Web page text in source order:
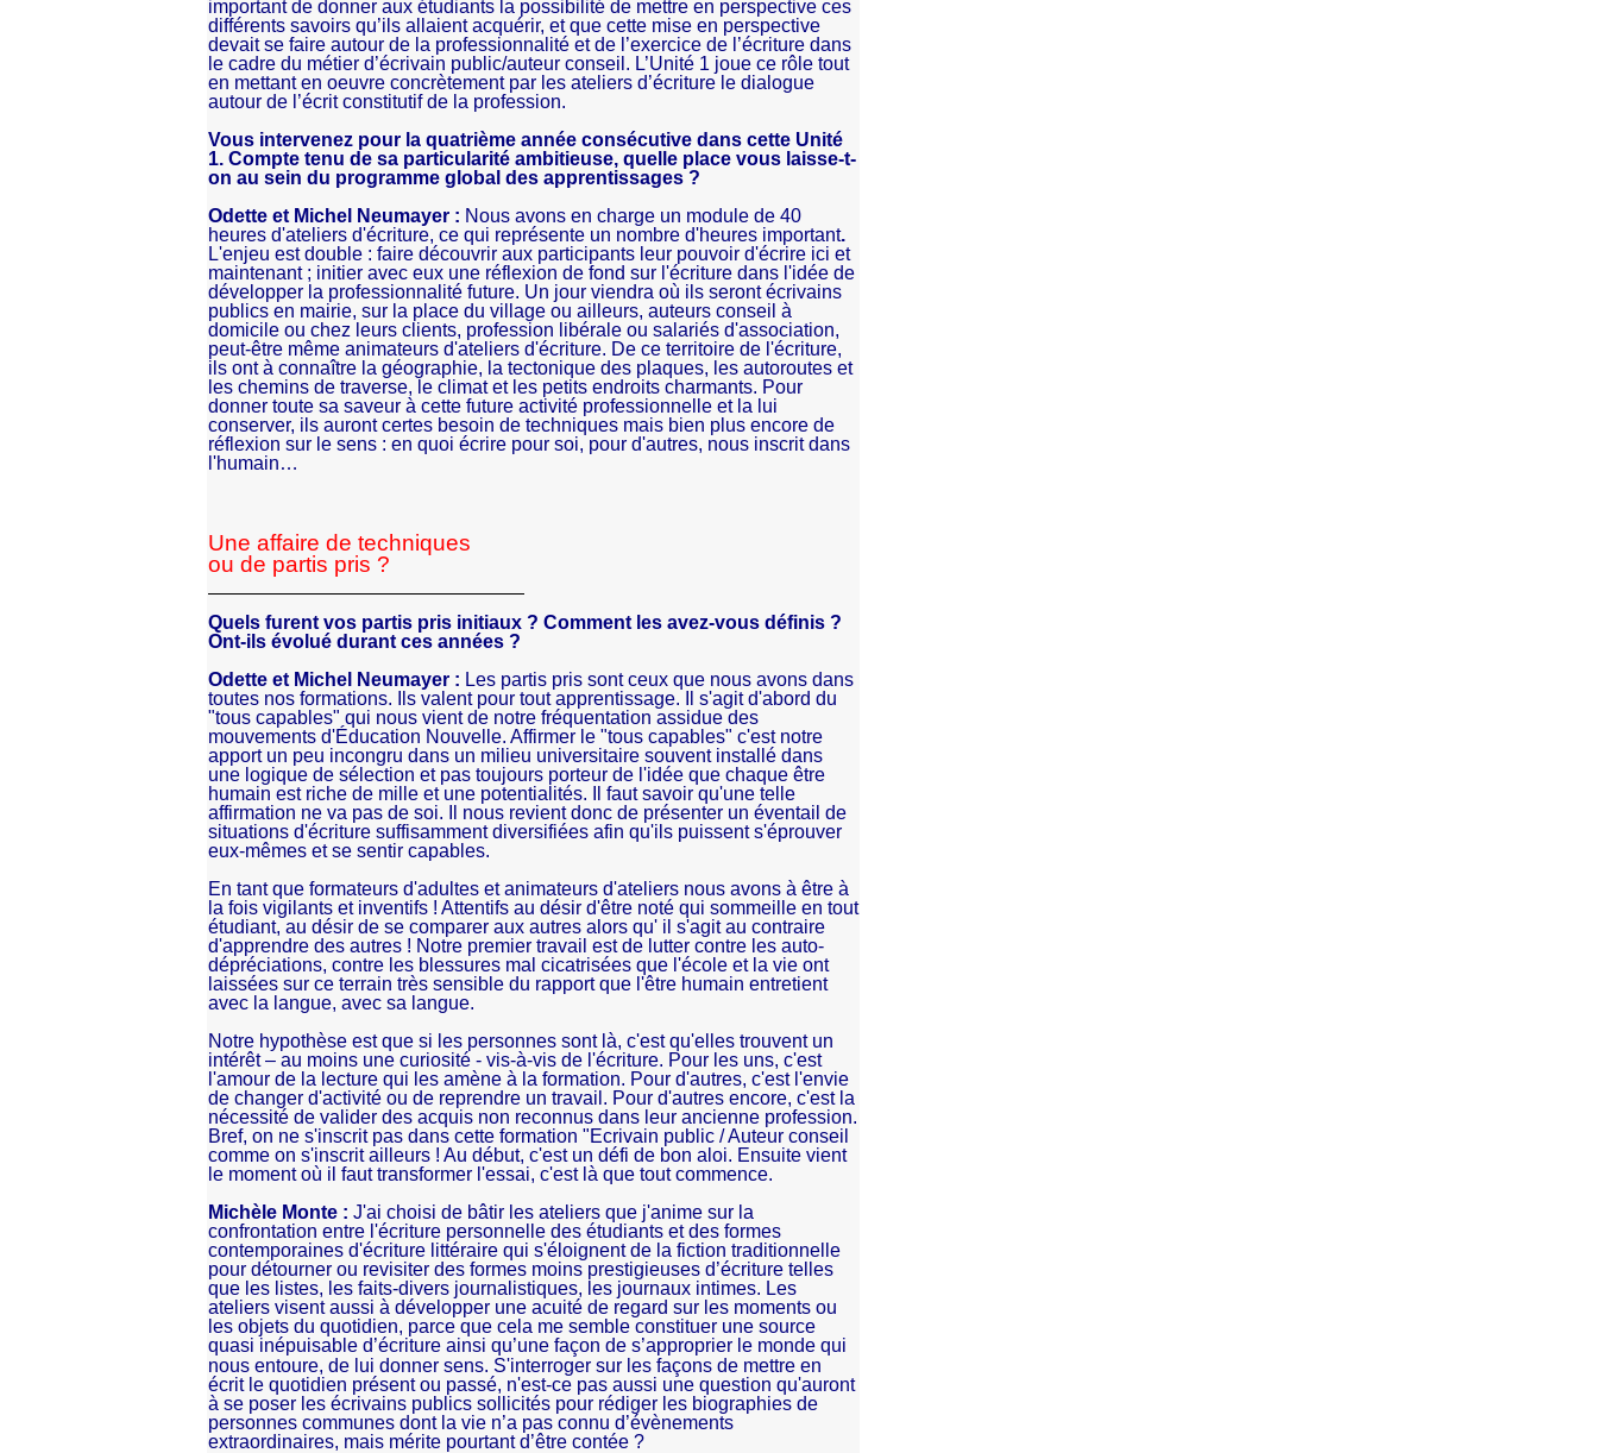
important de donner aux étudiants la possibilité de mettre en perspective ces
différents savoirs qu’ils allaient acquérir, et que cette mise en perspective
devait se faire autour de la professionnalité et de l’exercice de l’écriture dans
le cadre du métier d’écrivain public/auteur conseil. L’Unité 1 joue ce rôle tout
en mettant en oeuvre concrètement par les ateliers d’écriture le dialogue
autour de l’écrit constitutif de la profession.
Vous intervenez pour la quatrième année consécutive dans cette Unité
1. Compte tenu de sa particularité ambitieuse, quelle place vous laisse-t-
on au sein du programme global des apprentissages ?
Odette et Michel Neumayer : Nous avons en charge un module de 40
heures d'ateliers d'écriture, ce qui représente un nombre d'heures important.
L'enjeu est double : faire découvrir aux participants leur pouvoir d'écrire ici et
maintenant ; initier avec eux une réflexion de fond sur l'écriture dans l'idée de
développer la professionnalité future. Un jour viendra où ils seront écrivains
publics en mairie, sur la place du village ou ailleurs, auteurs conseil à
domicile ou chez leurs clients, profession libérale ou salariés d'association,
peut-être même animateurs d'ateliers d'écriture. De ce territoire de l'écriture,
ils ont à connaître la géographie, la tectonique des plaques, les autoroutes et
les chemins de traverse, le climat et les petits endroits charmants. Pour
donner toute sa saveur à cette future activité professionnelle et la lui
conserver, ils auront certes besoin de techniques mais bien plus encore de
réflexion sur le sens : en quoi écrire pour soi, pour d'autres, nous inscrit dans
l'humain…
Une affaire de techniques
ou de partis pris ?
Quels furent vos partis pris initiaux ? Comment les avez-vous définis ?
Ont-ils évolué durant ces années ?
Odette et Michel Neumayer : Les partis pris sont ceux que nous avons dans
toutes nos formations. Ils valent pour tout apprentissage. Il s'agit d'abord du
"tous capables" qui nous vient de notre fréquentation assidue des
mouvements d'Éducation Nouvelle. Affirmer le "tous capables" c'est notre
apport un peu incongru dans un milieu universitaire souvent installé dans
une logique de sélection et pas toujours porteur de l'idée que chaque être
humain est riche de mille et une potentialités. Il faut savoir qu'une telle
affirmation ne va pas de soi. Il nous revient donc de présenter un éventail de
situations d'écriture suffisamment diversifiées afin qu'ils puissent s'éprouver
eux-mêmes et se sentir capables.
En tant que formateurs d'adultes et animateurs d'ateliers nous avons à être à
la fois vigilants et inventifs ! Attentifs au désir d'être noté qui sommeille en tout
étudiant, au désir de se comparer aux autres alors qu' il s'agit au contraire
d'apprendre des autres ! Notre premier travail est de lutter contre les auto-
dépréciations, contre les blessures mal cicatrisées que l'école et la vie ont
laissées sur ce terrain très sensible du rapport que l'être humain entretient
avec la langue, avec sa langue.
Notre hypothèse est que si les personnes sont là, c'est qu'elles trouvent un
intérêt – au moins une curiosité - vis-à-vis de l'écriture. Pour les uns, c'est
l'amour de la lecture qui les amène à la formation. Pour d'autres, c'est l'envie
de changer d'activité ou de reprendre un travail. Pour d'autres encore, c'est la
nécessité de valider des acquis non reconnus dans leur ancienne profession.
Bref, on ne s'inscrit pas dans cette formation "Ecrivain public / Auteur conseil
comme on s'inscrit ailleurs ! Au début, c'est un défi de bon aloi. Ensuite vient
le moment où il faut transformer l'essai, c'est là que tout commence.
Michèle Monte : J'ai choisi de bâtir les ateliers que j'anime sur la
confrontation entre l'écriture personnelle des étudiants et des formes
contemporaines d'écriture littéraire qui s'éloignent de la fiction traditionnelle
pour détourner ou revisiter des formes moins prestigieuses d’écriture telles
que les listes, les faits-divers journalistiques, les journaux intimes. Les
ateliers visent aussi à développer une acuité de regard sur les moments ou
les objets du quotidien, parce que cela me semble constituer une source
quasi inépuisable d’écriture ainsi qu’une façon de s’approprier le monde qui
nous entoure, de lui donner sens. S'interroger sur les façons de mettre en
écrit le quotidien présent ou passé, n'est-ce pas aussi une question qu'auront
à se poser les écrivains publics sollicités pour rédiger les biographies de
personnes communes dont la vie n’a pas connu d’évènements
extraordinaires, mais mérite pourtant d’être contée ?